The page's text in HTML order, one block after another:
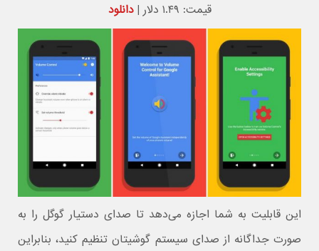
قیمت: ۱.۴۹ دلار | دانلود
این قابلیت به شما اجازه می‌دهد تا صدای دستیار گوگل را به
صورت جداگانه از صدای سیستم گوشیتان تنظیم کنید، بنابراین